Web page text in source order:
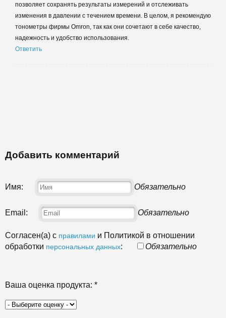
позволяет сохранять результаты измерений и отслеживать
изменения в давлении с течением времени. В целом, я рекомендую
тонометры фирмы Omron, так как они сочетают в себе качество,
надежность и удобство использования.
Ответить
Добавить комментарий
Имя: Обязательно
Email: Обязательно
Согласен(а) с правилами и Политикой в отношении
обработки персональных данных: Обязательно
Ваша оценка продукта: *